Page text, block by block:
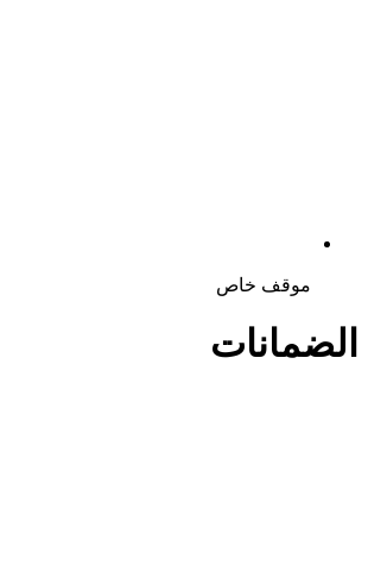
موقف خاص
الضمانات